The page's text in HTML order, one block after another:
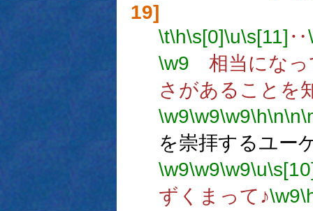
19]
\t\h\s[0]\u\s[11] ‥
\w9 相当になっ
さがあることを
\w9\w9\w9\h\n\n
を崇拝するユー
\w9\w9\w9\u
ずくまって♪\w9